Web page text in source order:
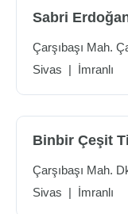
Sabri
Çarşıbaşı Mah.
Sivas | İmranlı
Binbir Çeşit
Çarşıbaşı Mah.
Sivas | İmranlı